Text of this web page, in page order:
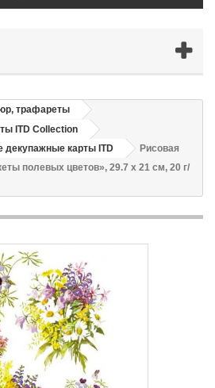
трафареты
ITD Collection
декупажные карты ITD
Рисовая
полевых цветов», 29.7 x 21 см, 20 г/